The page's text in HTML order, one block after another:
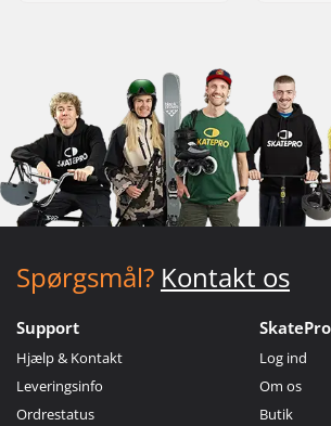
Spørgsmål? Kontakt os
Support
Hjælp & Kontakt
Leveringsinfo
Ordrestatus
SkatePro
Log ind
Om os
Butik